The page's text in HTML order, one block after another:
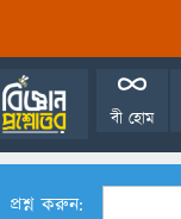
বী হোম
প্রশ্ন করুন: